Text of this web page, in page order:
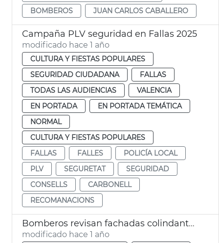
BOMBEROS
JUAN CARLOS CABALLERO
Campaña PLV seguridad en Fallas 2025
modificado hace 1 año
CULTURA Y FIESTAS POPULARES
SEGURIDAD CIUDADANA
FALLAS
TODAS LAS AUDIENCIAS
VALENCIA
EN PORTADA
EN PORTADA TEMÁTICA
NORMAL
CULTURA Y FIESTAS POPULARES
FALLAS
FALLES
POLICÍA LOCAL
PLV
SEGURETAT
SEGURIDAD
CONSELLS
CARBONELL
RECOMANACIONS
Bomberos revisan fachadas colindantes plaza de l'Ajuntament por las mascletaes
modificado hace 1 año